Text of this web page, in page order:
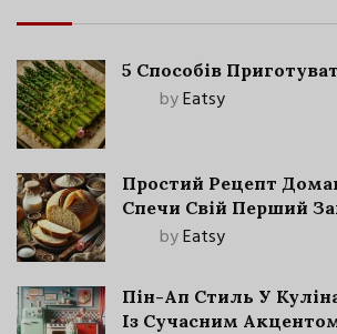
5 Способів
byEatsy
Простий Рецепт
Спечи Свій Перший
byEatsy
Пін-Ап Стиль У
Із Сучасним